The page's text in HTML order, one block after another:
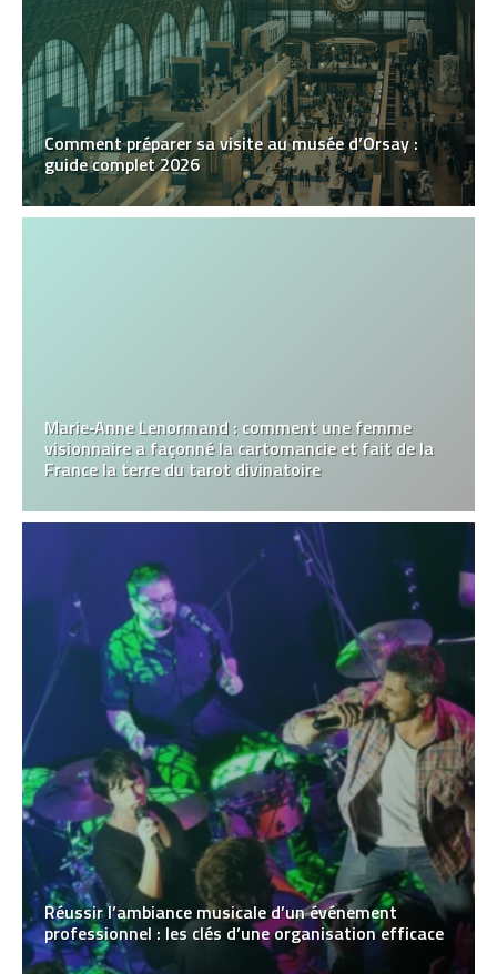
Comment préparer sa visite au musée d’Orsay :
guide complet 2026
Marie‑Anne Lenormand : comment une femme
visionnaire a façonné la cartomancie et fait de la
France la terre du tarot divinatoire
Réussir l’ambiance musicale d’un événement
professionnel : les clés d’une organisation efficace